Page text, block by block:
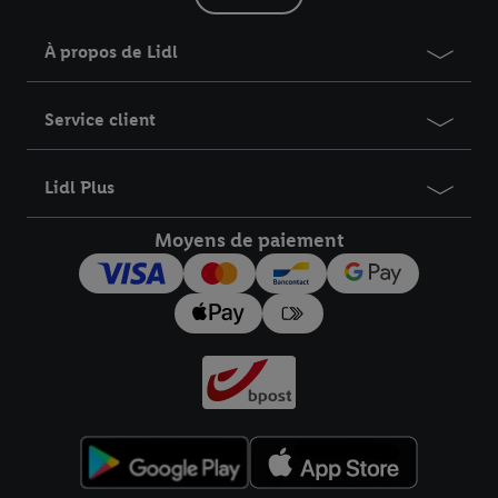
À propos de Lidl
Service client
Lidl Plus
Moyens de paiement